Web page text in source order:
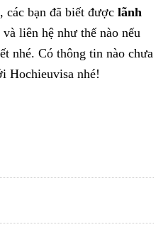
bạn đã biết được lãnh
và liên hệ như thế nào nếu
nhé. Có thông tin nào chưa
Hochieuvisa nhé!